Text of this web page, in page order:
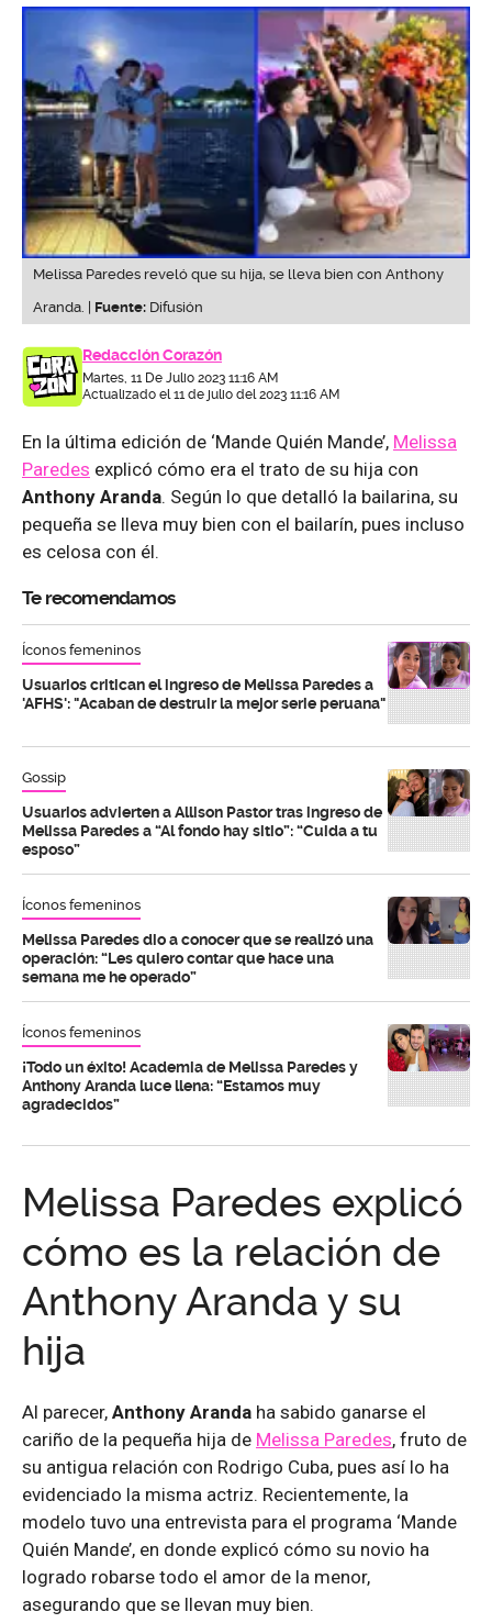
Melissa Paredes reveló que su hija, se lleva bien con Anthony
Aranda. | Fuente: Difusión
Redacción Corazón
Martes, 11 De Julio 2023 11:16 AM
Actualizado el 11 de julio del 2023 11:16 AM
En la última edición de ‘Mande Quién Mande’, Melissa
Paredes explicó cómo era el trato de su hija con
Anthony Aranda. Según lo que detalló la bailarina, su
pequeña se lleva muy bien con el bailarín, pues incluso
es celosa con él.
Te recomendamos
Íconos femeninos
Usuarios critican el ingreso de Melissa Paredes a
'AFHS': "Acaban de destruir la mejor serie peruana"
Gossip
Usuarios advierten a Allison Pastor tras ingreso de
Melissa Paredes a “Al fondo hay sitio”: “Cuida a tu
esposo”
Íconos femeninos
Melissa Paredes dio a conocer que se realizó una
operación: “Les quiero contar que hace una
semana me he operado”
Íconos femeninos
¡Todo un éxito! Academia de Melissa Paredes y
Anthony Aranda luce llena: “Estamos muy
agradecidos”
Melissa Paredes explicó
cómo es la relación de
Anthony Aranda y su
hija
Al parecer, Anthony Aranda ha sabido ganarse el
cariño de la pequeña hija de Melissa Paredes, fruto de
su antigua relación con Rodrigo Cuba, pues así lo ha
evidenciado la misma actriz. Recientemente, la
modelo tuvo una entrevista para el programa ‘Mande
Quién Mande’, en donde explicó cómo su novio ha
logrado robarse todo el amor de la menor,
asegurando que se llevan muy bien.